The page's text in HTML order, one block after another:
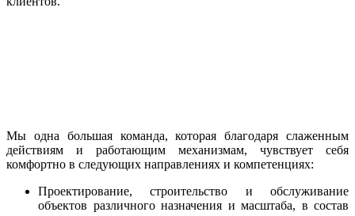
Мы одна большая команда, которая благодаря слаженным
действиям и работающим механизмам, чувствует себя
комфортно в следующих направлениях и компетенциях:
Проектирование, строительство и обслуживание
объектов различного назначения и масштаба, в состав